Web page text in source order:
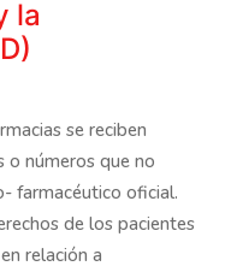
la
se reciben
o números que no
farmacéutico oficial.
de los pacientes
relación a